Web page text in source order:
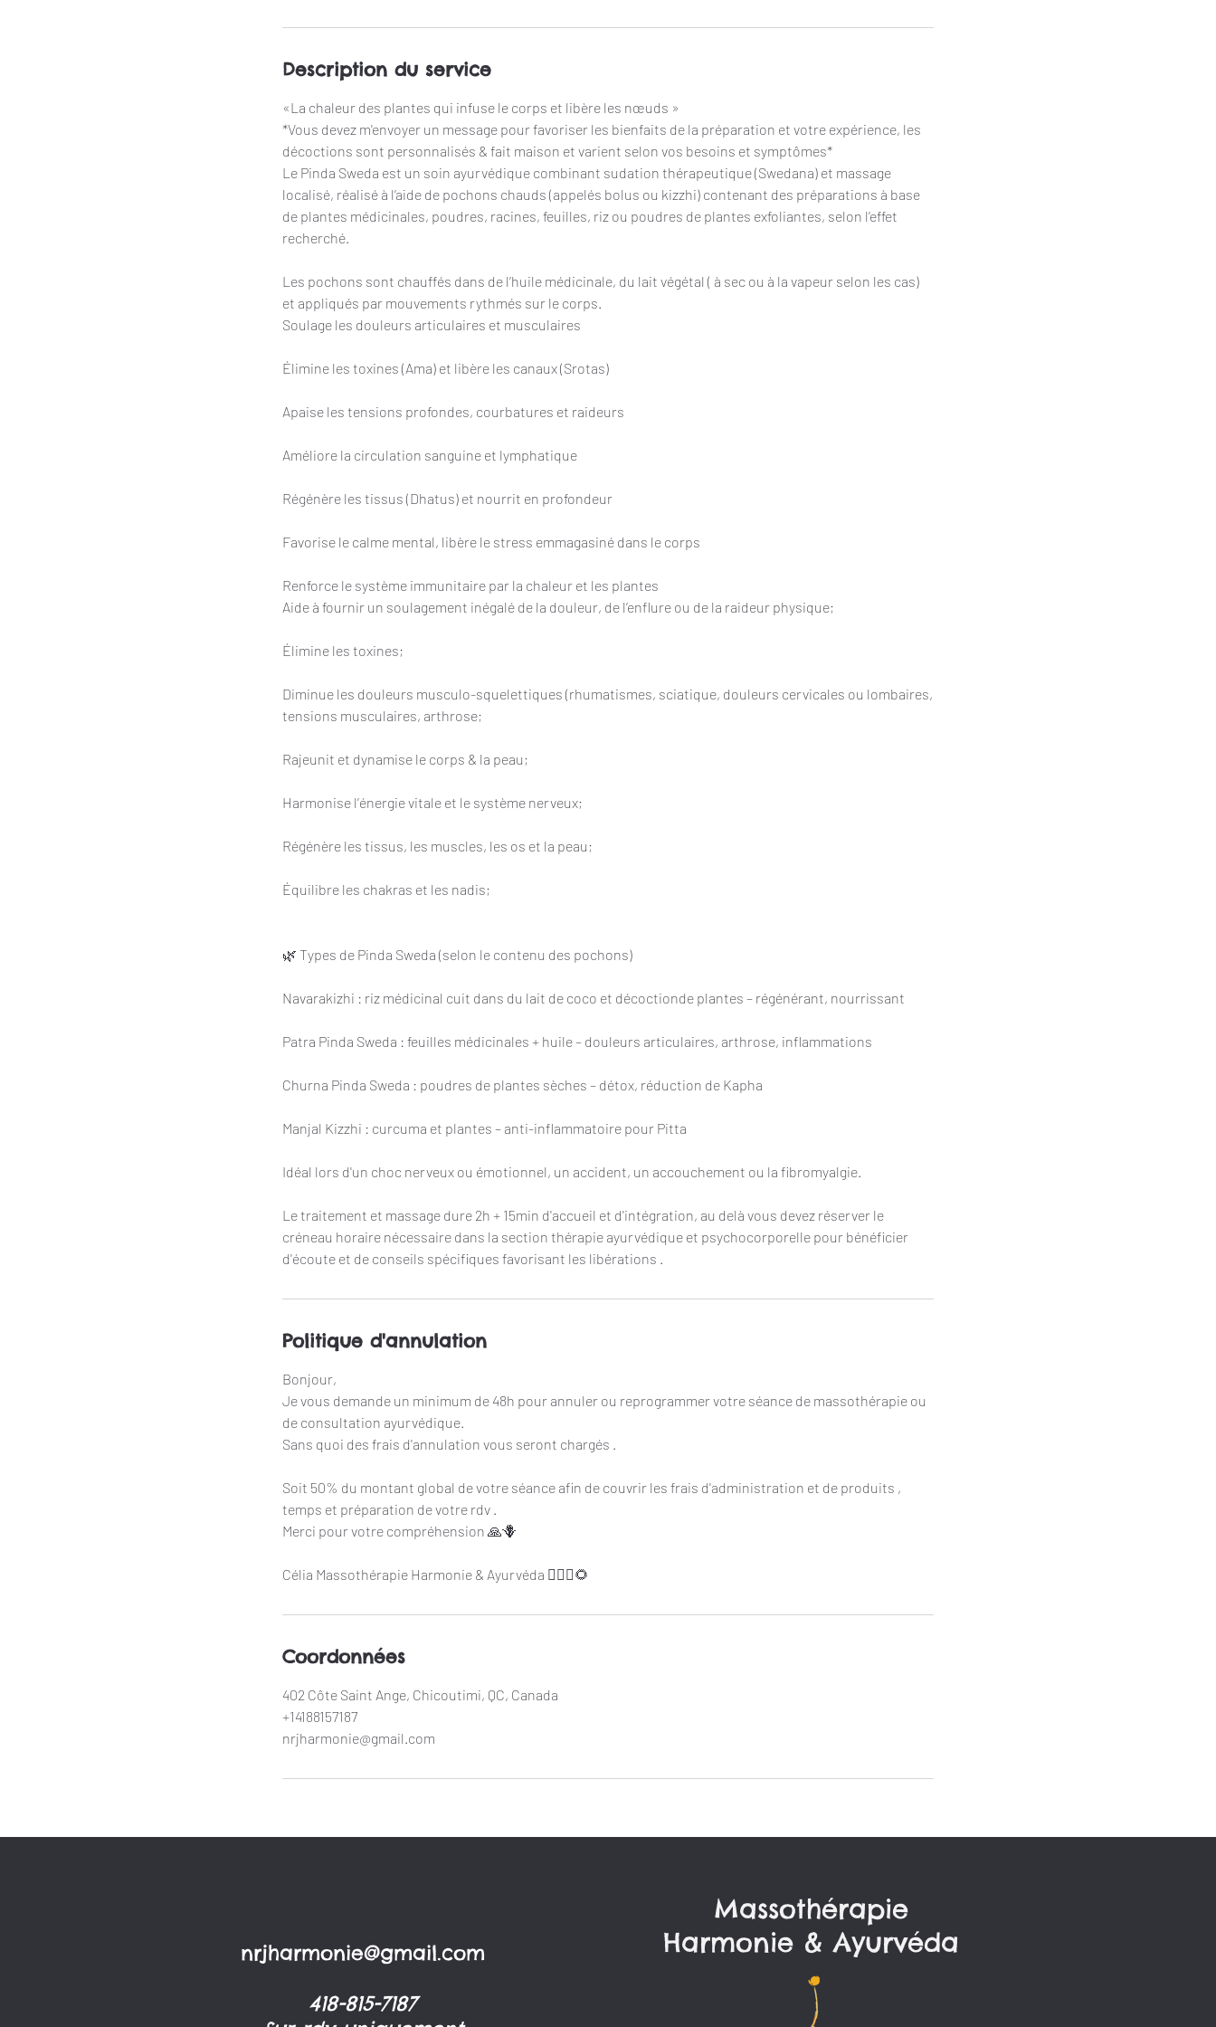
Description du service
«La chaleur des plantes qui infuse le corps et libère les nœuds »
*Vous devez m'envoyer un message pour favoriser les bienfaits de la préparation et votre expérience, les
décoctions sont personnalisés & fait maison et varient selon vos besoins et symptômes*
Le Pinda Sweda est un soin ayurvédique combinant sudation thérapeutique (Swedana) et massage
localisé, réalisé à l’aide de pochons chauds (appelés bolus ou kizzhi) contenant des préparations à base
de plantes médicinales, poudres, racines, feuilles, riz ou poudres de plantes exfoliantes, selon l’effet
recherché.
Les pochons sont chauffés dans de l’huile médicinale, du lait végétal ( à sec ou à la vapeur selon les cas)
et appliqués par mouvements rythmés sur le corps.
Soulage les douleurs articulaires et musculaires
Élimine les toxines (Ama) et libère les canaux (Srotas)
Apaise les tensions profondes, courbatures et raideurs
Améliore la circulation sanguine et lymphatique
Régénère les tissus (Dhatus) et nourrit en profondeur
Favorise le calme mental, libère le stress emmagasiné dans le corps
Renforce le système immunitaire par la chaleur et les plantes
Aide à fournir un soulagement inégalé de la douleur, de l’enflure ou de la raideur physique;
Élimine les toxines;
Diminue les douleurs musculo-squelettiques (rhumatismes, sciatique, douleurs cervicales ou lombaires,
tensions musculaires, arthrose;
Rajeunit et dynamise le corps & la peau;
Harmonise l’énergie vitale et le système nerveux;
Régénère les tissus, les muscles, les os et la peau;
Équilibre les chakras et les nadis;
🌿 Types de Pinda Sweda (selon le contenu des pochons)
Navarakizhi : riz médicinal cuit dans du lait de coco et décoctionde plantes – régénérant, nourrissant
Patra Pinda Sweda : feuilles médicinales + huile – douleurs articulaires, arthrose, inflammations
Churna Pinda Sweda : poudres de plantes sèches – détox, réduction de Kapha
Manjal Kizzhi : curcuma et plantes – anti-inflammatoire pour Pitta
Idéal lors d'un choc nerveux ou émotionnel, un accident, un accouchement ou la fibromyalgie.
Le traitement et massage dure 2h + 15min d'accueil et d'intégration, au delà vous devez réserver le
créneau horaire nécessaire dans la section thérapie ayurvédique et psychocorporelle pour bénéficier
Politique d'annulation
Bonjour,
Je vous demande un minimum de 48h pour annuler ou reprogrammer votre séance de massothérapie ou
de consultation ayurvédique.
Sans quoi des frais d'annulation vous seront chargés .
Soit 50% du montant global de votre séance afin de couvrir les frais d'administration et de produits ,
temps et préparation de votre rdv .
Merci pour votre compréhension 🙏🪻
Célia Massothérapie Harmonie & Ayurvéda 🧚🏼‍♀️🌻
Coordonnées
402 Côte Saint Ange, Chicoutimi, QC, Canada
+14188157187
nrjharmonie@gmail.com
nrjharmonie@gmail.com
418-815-7187
Massothérapie
Harmonie & Ayurvéda